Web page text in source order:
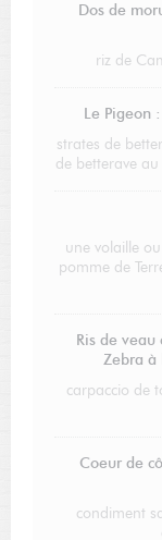
Dos de
riz de
Le Pigeon
strates de
de betterave
une volaille
pomme de
Ris de
Zebra à
carpaccio de
Coeur de
condiment